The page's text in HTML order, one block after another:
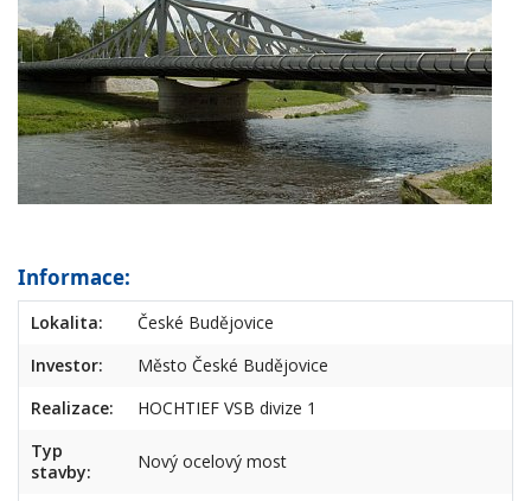
Informace:
Lokalita:
České Budějovice
Investor:
Město České Budějovice
Realizace:
HOCHTIEF VSB divize 1
Typ
stavby:
Nový ocelový most